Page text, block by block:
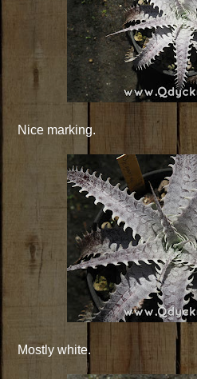
Nice marking.
Mostly white.